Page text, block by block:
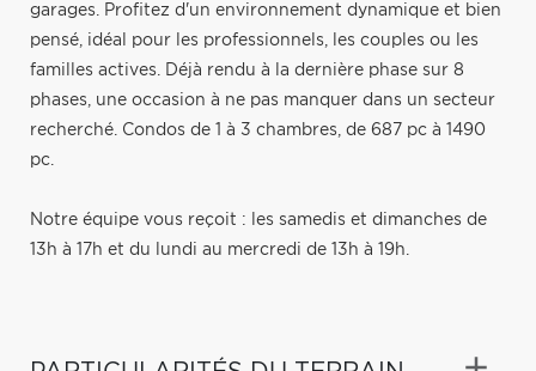
garages. Profitez d'un environnement dynamique et bien
pensé, idéal pour les professionnels, les couples ou les
familles actives. Déjà rendu à la dernière phase sur 8
phases, une occasion à ne pas manquer dans un secteur
recherché. Condos de 1 à 3 chambres, de 687 pc à 1490
pc.
Notre équipe vous reçoit : les samedis et dimanches de
13h à 17h et du lundi au mercredi de 13h à 19h.